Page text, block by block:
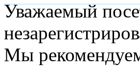
Уважаемый
Мы